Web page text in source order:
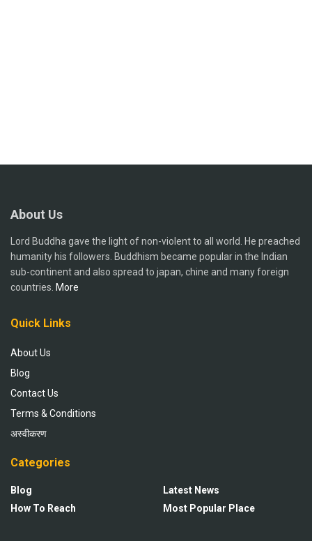
About Us
Lord Buddha gave the light of non-violent to all world. He preached
humanity his followers. Buddhism became popular in the Indian
sub-continent and also spread to japan, chine and many foreign
countries. More
Quick Links
About Us
Blog
Contact Us
Terms & Conditions
अस्वीकरण
Categories
Blog
How To Reach
Latest News
Most Popular Place